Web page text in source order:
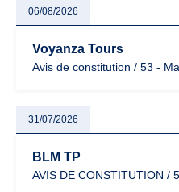
06/08/2026
Voyanza Tours
Avis de constitution / 53 -
31/07/2026
BLM TP
AVIS DE CONSTITUTION /